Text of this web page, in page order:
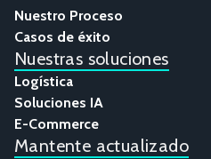
Nuestro Proceso
Casos de éxito
Nuestras soluciones
Logística
Soluciones IA
E-Commerce
Mantente actualizado